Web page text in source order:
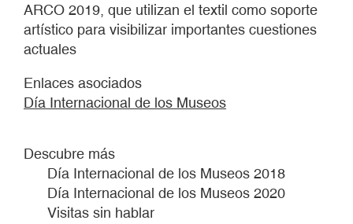
ARCO 2019, que utilizan el textil como soporte
artístico para visibilizar importantes cuestiones
actuales
Enlaces asociados
Día Internacional de los Museos
Descubre más
Día Internacional de los Museos 2018
Día Internacional de los Museos 2020
Visitas sin hablar